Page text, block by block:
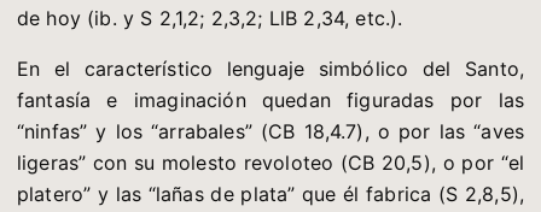
de hoy (ib. y S 2,1,2; 2,3,2; LlB 2,34, etc.).
En el característico lenguaje simbólico del Santo,
fantasía e imaginación quedan figuradas por las
“ninfas” y los “arrabales” (CB 18,4.7), o por las “aves
ligeras” con su molesto revoloteo (CB 20,5), o por “el
platero” y las “lañas de plata” que él fabrica (S 2,8,5),